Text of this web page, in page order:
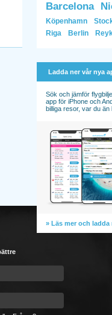
Barcelona
Köpenhamn
Riga
Berlin
Ladda ner vår nya
Sök och jämför
app för iPhone och
billiga resor, var du än
» Läs mer och ladda